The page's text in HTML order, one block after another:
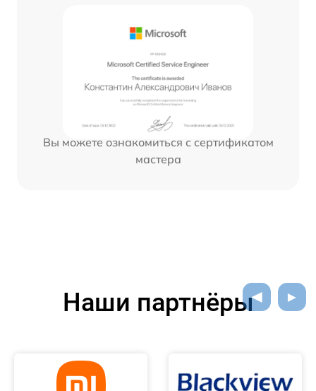
Вы можете ознакомиться с сертификатом
мастера
Наши партнёры